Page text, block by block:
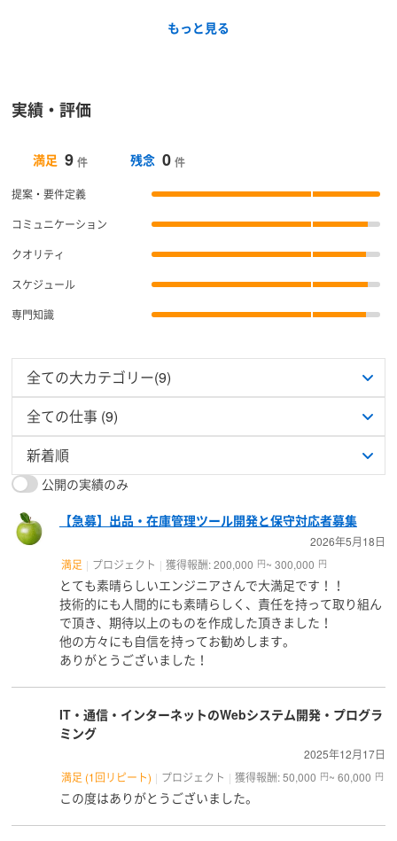
もっと見る
実績・評価
満足 9 件 残念 0 件
提案・要件定義
コミュニケーション
クオリティ
スケジュール
専門知識
公開の実績のみ
【急募】出品・在庫管理ツール開発と保守対応者募集
2026年5月18日
満足
プロジェクト 獲得報酬: 200,000 円~ 300,000 円
とても素晴らしいエンジニアさんで大満足です！！
技術的にも人間的にも素晴らしく、責任を持って取り組ん
で頂き、期待以上のものを作成した頂きました！
他の方々にも自信を持ってお勧めします。
ありがとうございました！
IT・通信・インターネットのWebシステム開発・プログラ
ミング
2025年12月17日
満足 (1回リピート)
プロジェクト 獲得報酬: 50,000 円~ 60,000 円
この度はありがとうございました。